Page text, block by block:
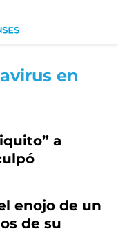
en
a
enojo de un
de su